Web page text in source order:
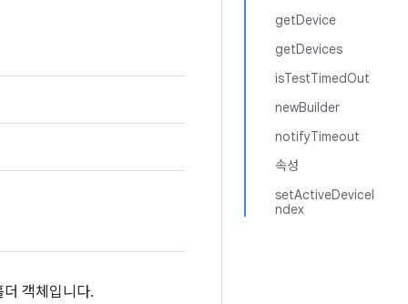
getDevice
getDevices
isTestTimedOut
newBuilder
notifyTimeout
속성
setActiveDeviceI
ndex
객체입니다.